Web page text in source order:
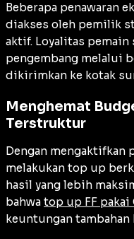
Beberapa penawaran
diakses oleh pemilik
aktif. Loyalitas
pengembang melalui
dikirimkan ke kotak
Menghemat
Terstruktur
Dengan mengaktifkan
melakukan top up
hasil yang lebih
bahwa top up FF pakai
keuntungan tambahan